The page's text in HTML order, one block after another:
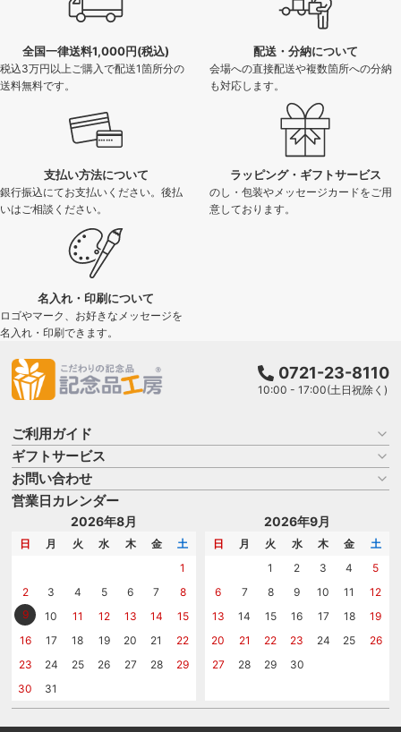
全国一律送料1,000円(税込)
税込3万円以上ご購入で配送1箇所分の
送料無料です。
配送・分納について
会場への直接配送や複数箇所への分納
も対応します。
支払い方法について
銀行振込にてお支払いください。後払
いはご相談ください。
ラッピング・ギフトサービス
のし・包装やメッセージカードをご用
意しております。
名入れ・印刷について
ロゴやマーク、お好きなメッセージを
名入れ・印刷できます。
0721-23-8110
10:00 - 17:00(土日祝除く)
ご利用ガイド
お買い物ガイド
よくある質問
はじめての記念品選び
記念品工房の使い方
ギフトサービス
名入れについて
のし
メッセージカード
お問い合わせ
商品選びを相談する
名入れについて相談する
カタログを請求する
営業日カレンダー
2026年8月
日 月 火 水 木 金
土
1
2
3 4 5 6 7
8
9
10 11 12 13 14
15
16
17 18 19 20 21
22
23
24 25 26 27 28
29
30
31
2026年9月
日 月 火 水 木 金
土
1
2 3 4
5
6
7 8 9 10 11
12
13
14 15 16 17 18
19
20
21 22 23 24 25
26
27
28 29 30